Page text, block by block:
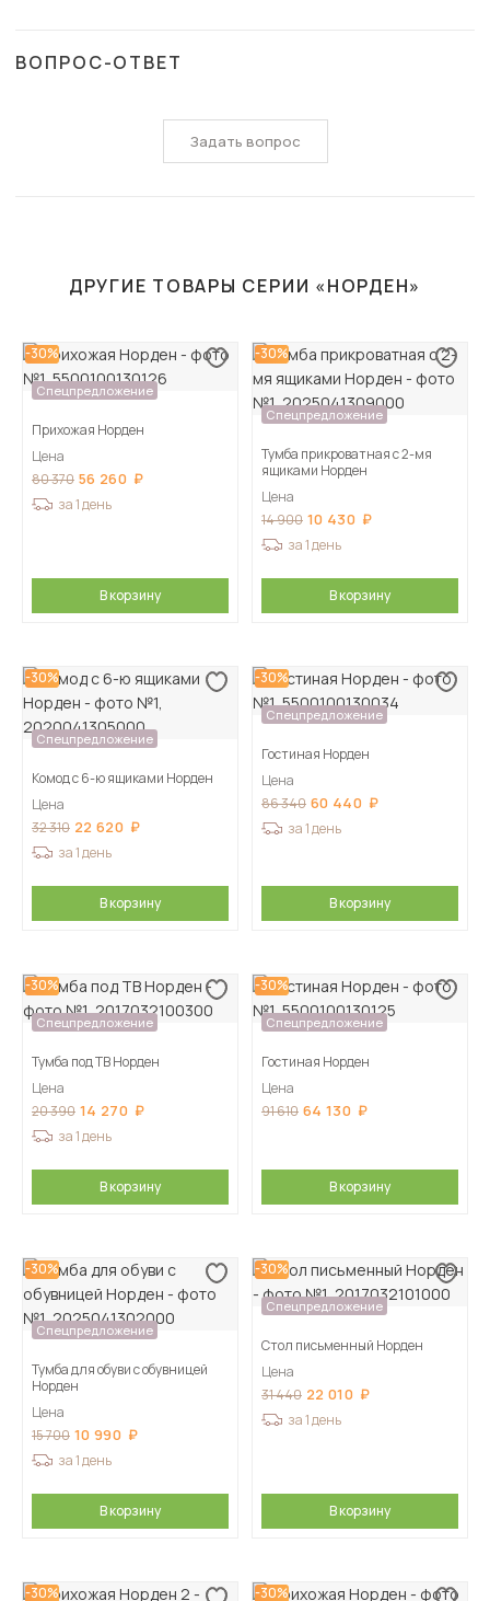
ВОПРОС-ОТВЕТ
Задать вопрос
ДРУГИЕ ТОВАРЫ СЕРИИ «НОРДЕН»
-30%
Спецпредложение
Прихожая Норден
Цена
80 370 56 260
за 1 день
В корзину
-30%
Спецпредложение
Тумба прикроватная с 2-мя
ящиками Норден
Цена
14 900 10 430
за 1 день
В корзину
-30%
Спецпредложение
Комод с 6-ю ящиками Норден
Цена
32 310 22 620
за 1 день
В корзину
-30%
Спецпредложение
Гостиная Норден
Цена
86 340 60 440
за 1 день
В корзину
-30%
Спецпредложение
Тумба под ТВ Норден
Цена
20 390 14 270
за 1 день
В корзину
-30%
Спецпредложение
Гостиная Норден
Цена
91 610 64 130
В корзину
-30%
Спецпредложение
Тумба для обуви с обувницей
Норден
Цена
15 700 10 990
за 1 день
В корзину
-30%
Спецпредложение
Стол письменный Норден
Цена
31 440 22 010
за 1 день
В корзину
-30% -30%